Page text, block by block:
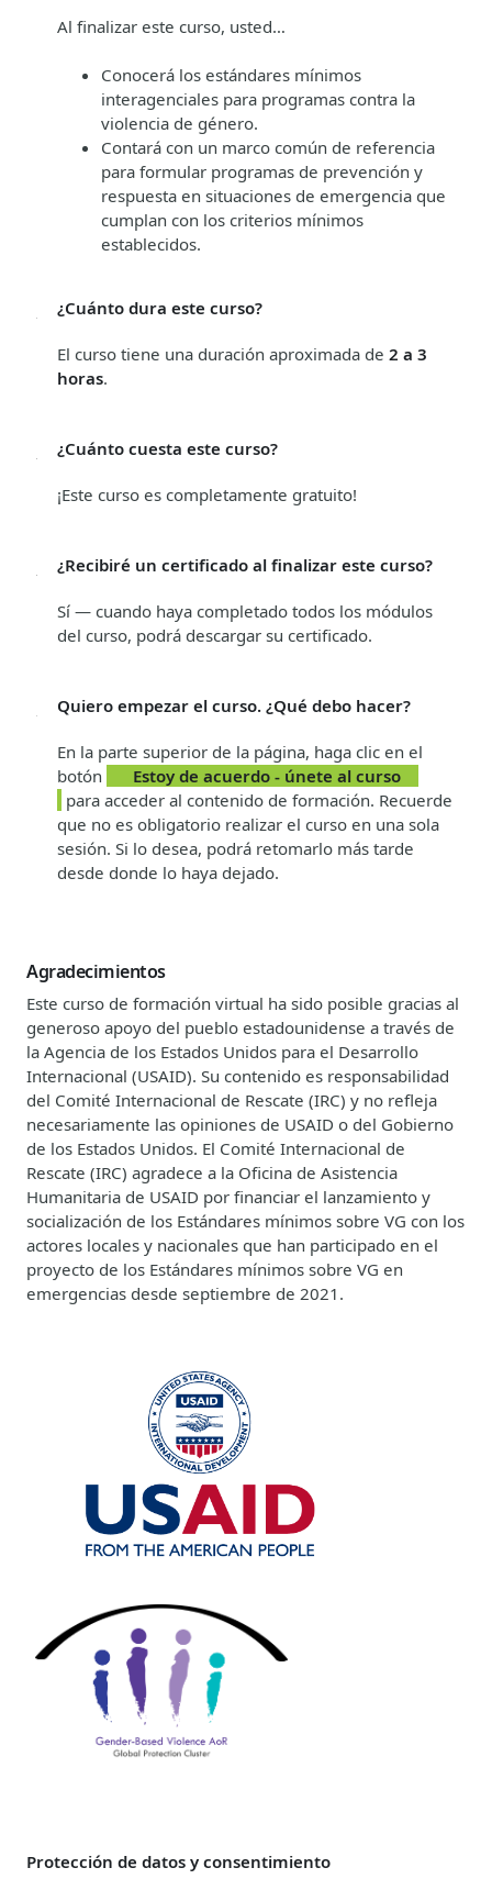
Al finalizar este curso, usted…
Conocerá los estándares mínimos
interagenciales para programas contra la
violencia de género.
Contará con un marco común de referencia
para formular programas de prevención y
respuesta en situaciones de emergencia que
cumplan con los criterios mínimos
establecidos.
¿Cuánto dura este curso?
El curso tiene una duración aproximada de 2 a 3
horas.
¿Cuánto cuesta este curso?
¡Este curso es completamente gratuito!
¿Recibiré un certificado al finalizar este curso?
Sí — cuando haya completado todos los módulos
del curso, podrá descargar su certificado.
Quiero empezar el curso. ¿Qué debo hacer?
En la parte superior de la página, haga clic en el
botón
Estoy de acuerdo - únete al curso
para acceder al contenido de formación. Recuerde
que no es obligatorio realizar el curso en una sola
sesión. Si lo desea, podrá retomarlo más tarde
desde donde lo haya dejado.
Agradecimientos
Este curso de formación virtual ha sido posible gracias al
generoso apoyo del pueblo estadounidense a través de
la Agencia de los Estados Unidos para el Desarrollo
Internacional (USAID). Su contenido es responsabilidad
del Comité Internacional de Rescate (IRC) y no refleja
necesariamente las opiniones de USAID o del Gobierno
de los Estados Unidos. El Comité Internacional de
Rescate (IRC) agradece a la Oficina de Asistencia
Humanitaria de USAID por financiar el lanzamiento y
socialización de los Estándares mínimos sobre VG con los
actores locales y nacionales que han participado en el
proyecto de los Estándares mínimos sobre VG en
emergencias desde septiembre de 2021.
Protección de datos y consentimiento